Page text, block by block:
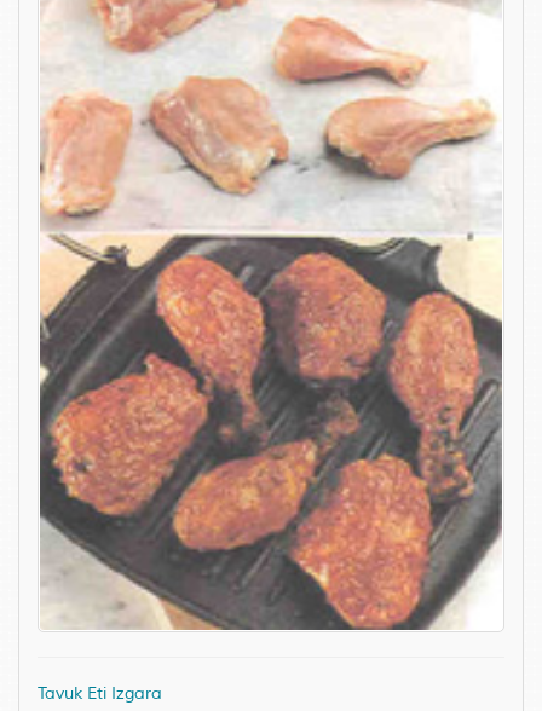
Tavuk Eti Izgara